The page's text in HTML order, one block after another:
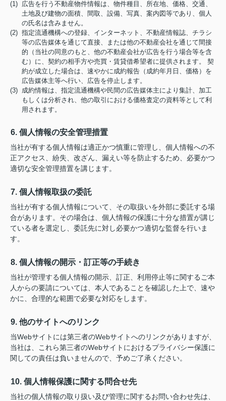
(1) 広告を行う不動産物件情報は、物件種目、所在地、価格、交通、
土地及び建物の面積、間取、設備、写真、案内図等であり、個人
の氏名は含みません。
(2) 指定流通機構への登録、インターネット、不動産情報誌、チラシ
等の広告媒体を通じて直接、または他の不動産会社を通じて間接
的（当社の同意のもと、他の不動産会社が広告を行う場合等を含
む）に、契約の相手方や売買・賃貸借希望者に提供されます。 契
約が成立した場合は、速やかに成約報告（成約年月日、価格）を
広告媒体主等へ行い、広告を停止します。
(3) 成約情報は、指定流通機構や民間の広告媒体主により集計、加工
もしくは分析され、他の取引における価格査定の資料等として利
用されます。
6. 個人情報の安全管理措置
当社が有する個人情報は適正かつ慎重に管理し、個人情報への不
正アクセス、紛失、改ざん、漏えい等を防止するため、必要かつ
適切な安全管理措置を講じます。
7. 個人情報取扱の委託
当社が有する個人情報について、その取扱いを外部に委託する場
合があります。その場合は、個人情報の保護に十分な措置が講じ
ている者を選定し、委託先に対し必要かつ適切な監督を行いま
す。
8. 個人情報の開示・訂正等の手続き
当社が管理する個人情報の開示、訂正、利用停止等に関するご本
人からの要請については、本人であることを確認した上で、速や
かに、合理的な範囲で必要な対応をします。
9. 他のサイトへのリンク
当Webサイトには第三者のWebサイトへのリンクがありますが、
当社は、これら第三者のWebサイトにおけるプライバシー保護に
関しての責任は負いませんので、予めご了承ください。
10. 個人情報保護に関する問合せ先
当社の個人情報の取り扱い及び管理に関するお問い合わせ先は、